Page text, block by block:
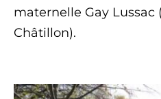
maternelle Gay Lussac
Châtillon).